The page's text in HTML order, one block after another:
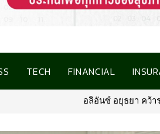
TECH FINANCIAL
Life Partner Award ในงาน